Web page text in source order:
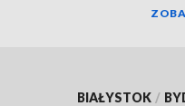
BIAŁYSTOK /